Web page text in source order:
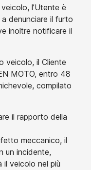
l’Utente è
denunciare il furto
inoltre notificare il
veicolo, il Cliente
MOTO, entro 48
compilato
il rapporto della
meccanico, il
un incidente,
il veicolo nel più